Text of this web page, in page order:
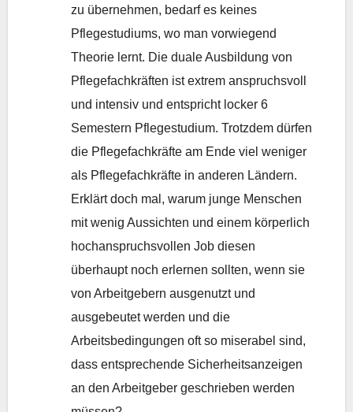
zu übernehmen, bedarf es keines
Pflegestudiums, wo man vorwiegend
Theorie lernt. Die duale Ausbildung von
Pflegefachkräften ist extrem anspruchsvoll
und intensiv und entspricht locker 6
Semestern Pflegestudium. Trotzdem dürfen
die Pflegefachkräfte am Ende viel weniger
als Pflegefachkräfte in anderen Ländern.
Erklärt doch mal, warum junge Menschen
mit wenig Aussichten und einem körperlich
hochanspruchsvollen Job diesen
überhaupt noch erlernen sollten, wenn sie
von Arbeitgebern ausgenutzt und
ausgebeutet werden und die
Arbeitsbedingungen oft so miserabel sind,
dass entsprechende Sicherheitsanzeigen
an den Arbeitgeber geschrieben werden